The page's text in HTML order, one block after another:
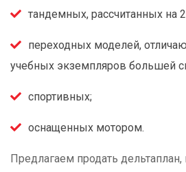
тандемных, рассчитанных на
переходных моделей,
учебных экземпляров большей
спортивных;
оснащенных мотором.
Предлагаем продать